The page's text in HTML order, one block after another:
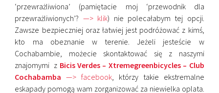
‘przewrażliwiona’ (pamiętacie moj ‘przewodnik dla
przewrażliwionych’? —> klik) nie polecałabym tej opcji.
Zawsze bezpieczniej oraz łatwiej jest podróżować z kimś,
kto ma obeznanie w terenie. Jeżeli jesteście w
Cochabambie, możecie skontaktować się z naszymi
znajomymi z Bicis Verdes – Xtremegreenbicycles – Club
Cochabamba —> facebook, którzy takie ekstremalne
eskapady pomogą wam zorganizować za niewielka oplata.